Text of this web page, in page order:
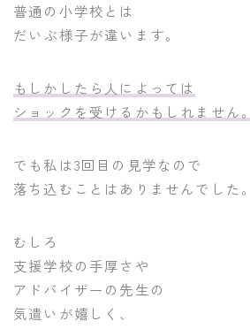
普通の小学校とは
だいぶ様子が違います。
もしかしたら人によっては
ショックを受けるかもしれません。
でも私は3回目の見学なので
落ち込むことはありませんでした。
むしろ
支援学校の手厚さや
アドバイザーの先生の
気遣いが嬉しく、